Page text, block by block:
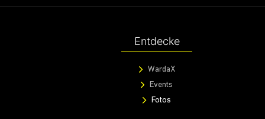
Entdecke
WardaX
Events
Fotos